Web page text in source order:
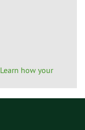
Learn how your